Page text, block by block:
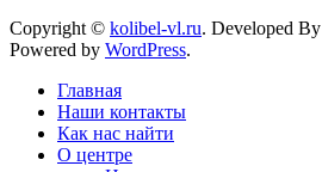
Copyright © kolibel-vl.ru. Developed By
Powered by WordPress.
Главная
Наши контакты
Как нас найти
О центре